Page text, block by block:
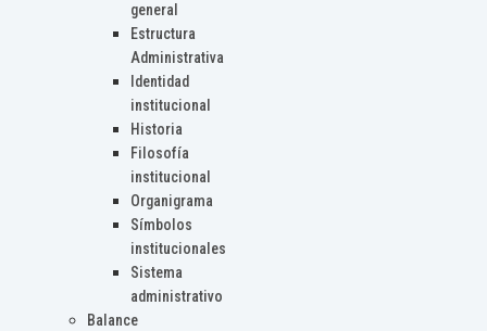
general
Estructura
Administrativa
Identidad
institucional
Historia
Filosofía
institucional
Organigrama
Símbolos
institucionales
Sistema
administrativo
Balance